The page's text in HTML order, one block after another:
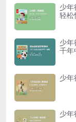
│ ├─ 歌曲
│ ├─ 音乐
├─ 第11课《
│ ├─ 0-1岁
│ ├─ 0-1岁
│ ├─ 1-3岁
│ ├─ 歌曲
│ ├─ 音乐
少
轻松
少
千年
少
少